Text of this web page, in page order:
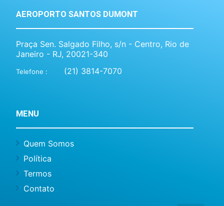
AEROPORTO SANTOS DUMONT
Praça Sen. Salgado Filho, s/n - Centro, Rio de
Janeiro - RJ, 20021-340
Telefone : (21) 3814-7070
MENU
Quem Somos
Política
Termos
Contato